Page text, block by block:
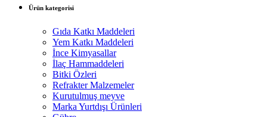
Ürün kategorisi
Gıda Katkı Maddeleri
Yem Katkı Maddeleri
İnce Kimyasallar
İlaç Hammaddeleri
Bitki Özleri
Refrakter Malzemeler
Kurutulmuş meyve
Marka Yurtdışı Ürünleri